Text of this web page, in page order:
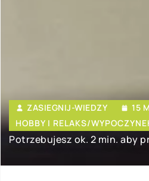
ZASIEGNIJ-WIEDZY
15
HOBBY I RELAKS/
Potrzebujesz ok. 2 min. aby